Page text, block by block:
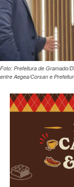
Foto: Prefeitura de Gramado/
entre Aegea/Corsan e